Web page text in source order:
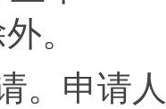
。
。申请